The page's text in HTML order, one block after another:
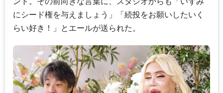
にシード権を与えましょう」「続投をお願いしたいく
らい好き！」とエールが送られた。